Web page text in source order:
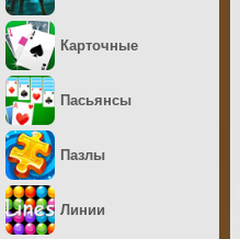
Карточные
Пасьянсы
Пазлы
Линии